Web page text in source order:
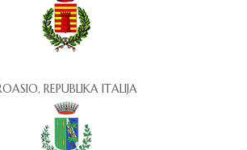
REPUBLIKA ITALIJA